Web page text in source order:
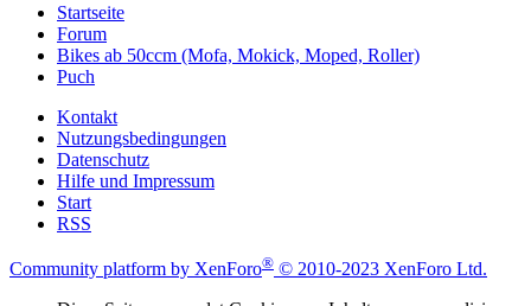
Startseite
Forum
Bikes ab 50ccm (Mofa, Mokick, Moped, Roller)
Puch
Kontakt
Nutzungsbedingungen
Datenschutz
Hilfe und Impressum
Start
RSS
Community platform by XenForo® © 2010-2023 XenForo Ltd.